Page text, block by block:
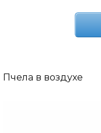
Пчела в воздухе